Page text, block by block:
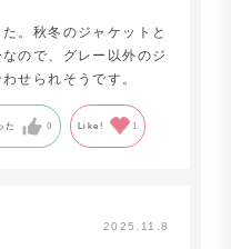
。秋冬のジャケットと
ので、グレー以外のジ
せられそうです。
た 0 Like! 1
2025.11.8